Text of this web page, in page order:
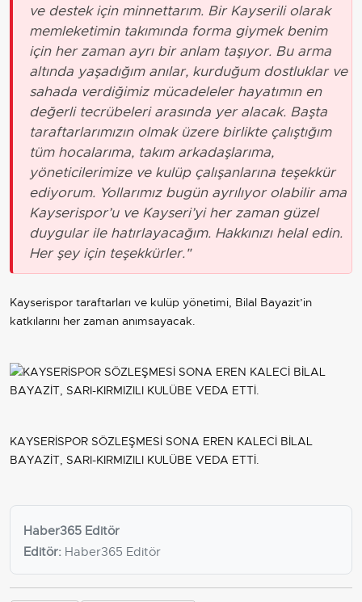
ve destek için minnettarım. Bir Kayserili olarak
memleketimin takımında forma giymek benim
için her zaman ayrı bir anlam taşıyor. Bu arma
altında yaşadığım anılar, kurduğum dostluklar ve
sahada verdiğimiz mücadeleler hayatımın en
değerli tecrübeleri arasında yer alacak. Başta
taraftarlarımızın olmak üzere birlikte çalıştığım
tüm hocalarıma, takım arkadaşlarıma,
yöneticilerimize ve kulüp çalışanlarına teşekkür
ediyorum. Yollarımız bugün ayrılıyor olabilir ama
Kayserispor’u ve Kayseri’yi her zaman güzel
duygular ile hatırlayacağım. Hakkınızı helal edin.
Her şey için teşekkürler."
Kayserispor taraftarları ve kulüp yönetimi, Bilal Bayazit’in
katkılarını her zaman anımsayacak.
KAYSERİSPOR SÖZLEŞMESİ SONA EREN KALECİ BİLAL
BAYAZİT, SARI-KIRMIZILI KULÜBE VEDA ETTİ.
Haber365 Editör
Editör: Haber365 Editör